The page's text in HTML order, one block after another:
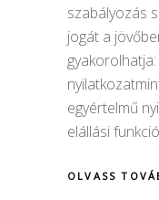
szabályozás
jogát a
egyértelmű
elállási
OLVASS